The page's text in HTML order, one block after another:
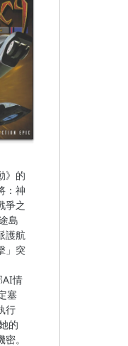
》的
：神
爭之
島
護航
」突
AI情
塞
行
的
。